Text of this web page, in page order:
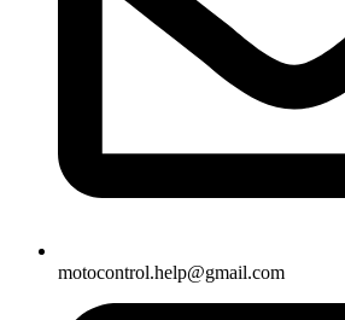
motocontrol.help@gmail.com